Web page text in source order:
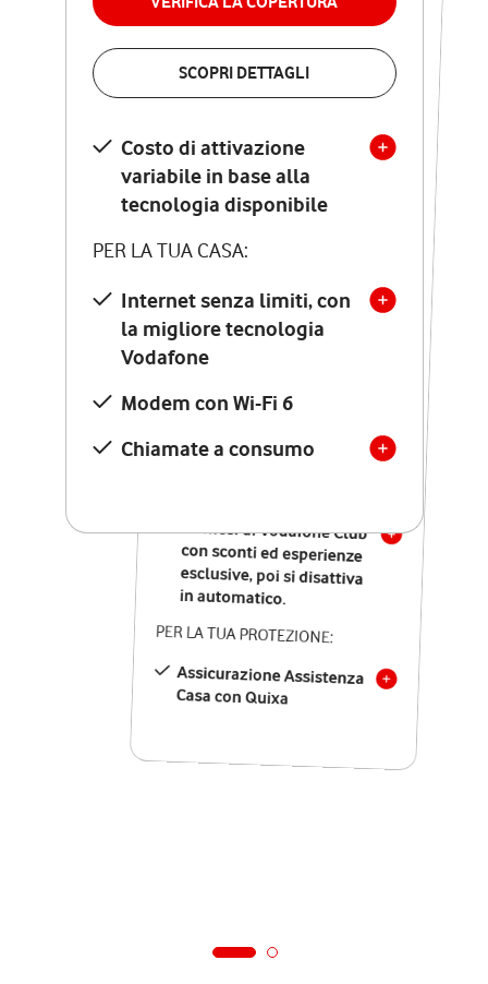
SCOPRI DETTAGLI
Costo di attivazione
variabile in base alla
tecnologia disponibile
PER LA TUA CASA:
Internet senza limiti, con
la migliore tecnologia
Vodafone
Modem con Wi-Fi 6
Chiamate a consumo
VERIFICA LA COPERTURA
Costo di attivazione
variabile in base alla
tecnologia disponibile
PER LA TUA CASA:
Internet senza limiti, con
la migliore tecnologia
Vodafone
Modem Seven con Wi-Fi 7
Chiamate illimitate verso
numeri fissi e mobili
nazionali
12 mesi di Vodafone Club
con sconti ed esperienze
esclusive, poi si disattiva
in automatico.
PER LA TUA PROTEZIONE:
Assicurazione Assistenza
Casa con Quixa